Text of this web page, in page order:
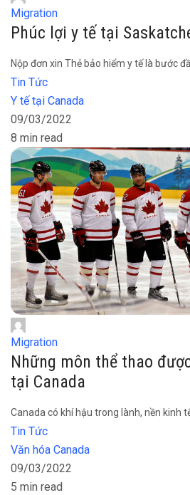
Migration
Phúc lợi y tế tại
Nộp đơn xin Thẻ bảo hiểm y tế là bước
Tin Tức
Y tế tại Canada
09/03/2022
8 min read
Migration
Những môn thể thao
tại Canada
Canada có khí hậu trong lành, nền kinh
Tin Tức
Văn hóa Canada
09/03/2022
5 min read